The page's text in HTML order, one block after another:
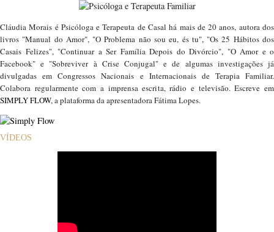
Cláudia Morais é Psicóloga e Terapeuta de Casal há mais de 20 anos, autora dos
livros "Manual do Amor", "O Problema não sou eu, és tu", "Os 25 Hábitos dos
Casais Felizes", "Continuar a Ser Família Depois do Divórcio", "O Amor e o
Facebook" e "Sobreviver à Crise Conjugal" e de algumas investigações já
divulgadas em Congressos Nacionais e Internacionais de Terapia Familiar.
Colabora regularmente com a imprensa escrita, rádio e televisão. Escreve em
SIMPLY FLOW, a plataforma da apresentadora Fátima Lopes.
VÍDEOS